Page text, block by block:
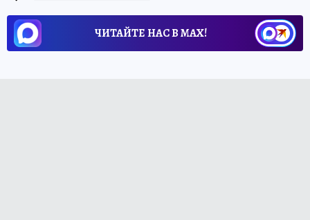
ЧИТАЙТЕ НАС В МАХ!